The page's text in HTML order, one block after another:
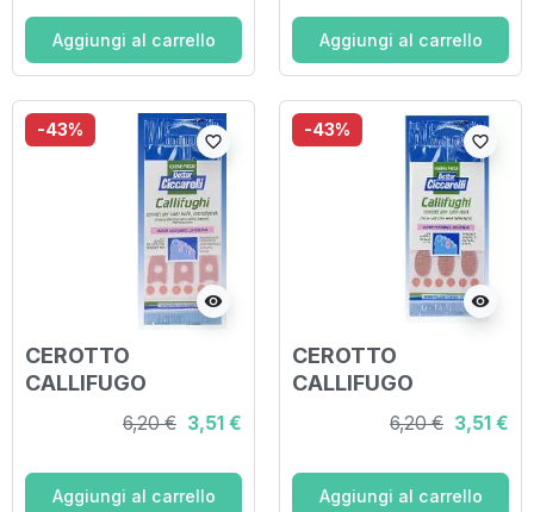
Aggiungi al carrello Aggiungi al carrello
-43%
visibility
favorite_border
CEROTTO
CALLIFUGO
SAGOMATO PER
CALLI MOLLI
APPLICARE SU
6,20 € 3,51 €
Aggiungi al carrello
-43%
visibility
favorite_border
CEROTTO
CALLIFUGO
SAGOMATO
PRONTO ALL'USO
IGIENEPIEDE 4 PEZZI
6,20 € 3,51 €
Aggiungi al carrello